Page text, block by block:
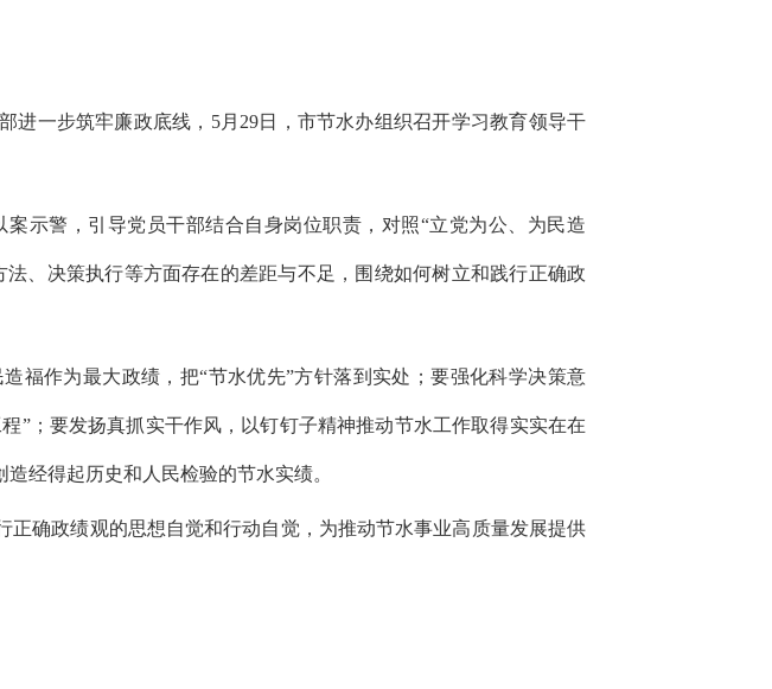
一步筑牢廉政底线，5月29日，市节水办组织召开学习教育领导干
示警，引导党员干部结合自身岗位职责，对照“立党为公、为民造
、决策执行等方面存在的差距与不足，围绕如何树立和践行正确政
福作为最大政绩，把“节水优先”方针落到实处；要强化科学决策意
”；要发扬真抓实干作风，以钉钉子精神推动节水工作取得实实在在
经得起历史和人民检验的节水实绩。
确政绩观的思想自觉和行动自觉，为推动节水事业高质量发展提供